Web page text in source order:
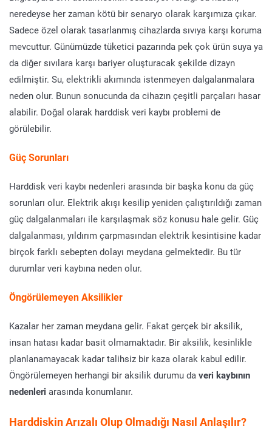
neredeyse her zaman kötü bir senaryo olarak karşımıza çıkar.
Sadece özel olarak tasarlanmış cihazlarda sıvıya karşı koruma
mevcuttur. Günümüzde tüketici pazarında pek çok ürün suya ya
da diğer sıvılara karşı bariyer oluşturacak şekilde dizayn
edilmiştir. Su, elektrikli akımında istenmeyen dalgalanmalara
neden olur. Bunun sonucunda da cihazın çeşitli parçaları hasar
alabilir. Doğal olarak harddisk veri kaybı problemi de
görülebilir.
Güç Sorunları
Harddisk veri kaybı nedenleri arasında bir başka konu da güç
sorunları olur. Elektrik akışı kesilip yeniden çalıştırıldığı zaman
güç dalgalanmaları ile karşılaşmak söz konusu hale gelir. Güç
dalgalanması, yıldırım çarpmasından elektrik kesintisine kadar
birçok farklı sebepten dolayı meydana gelmektedir. Bu tür
durumlar veri kaybına neden olur.
Öngörülemeyen Aksilikler
Kazalar her zaman meydana gelir. Fakat gerçek bir aksilik,
insan hatası kadar basit olmamaktadır. Bir aksilik, kesinlikle
planlanamayacak kadar talihsiz bir kaza olarak kabul edilir.
Öngörülemeyen herhangi bir aksilik durumu da veri kaybının
nedenleri arasında konumlanır.
Harddiskin Arızalı Olup Olmadığı Nasıl Anlaşılır?